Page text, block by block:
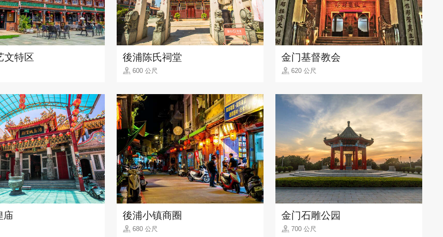
文特区 後浦陈氏祠堂
600 公尺
金门基督教会
620 公尺
庙 後浦小镇商圈
680 公尺
金门石雕公园
700 公尺